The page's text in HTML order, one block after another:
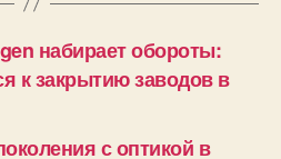
набирает обороты:
к закрытию заводов в
с оптикой в